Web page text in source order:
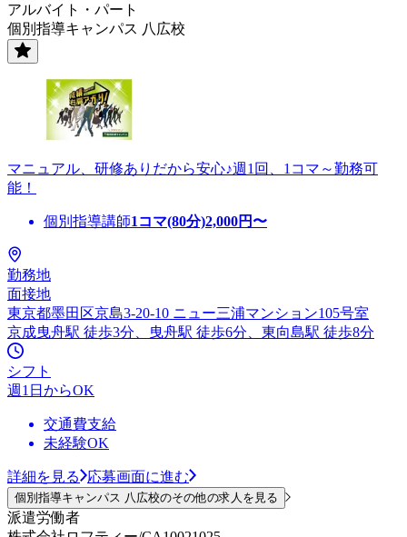
アルバイト・パート
個別指導キャンパス 八広校
マニュアル、研修ありだから安心♪週1回、1コマ～勤務可
能！
個別指導講師1コマ(80分)2,000円〜
勤務地
面接地
東京都墨田区京島3-20-10 ニュー三浦マンション105号室
京成曳舟駅 徒歩3分、曳舟駅 徒歩6分、東向島駅 徒歩8分
シフト
週1日からOK
交通費支給
未経験OK
詳細を見る 応募画面に進む
個別指導キャンパス 八広校のその他の求人を見る
派遣労働者